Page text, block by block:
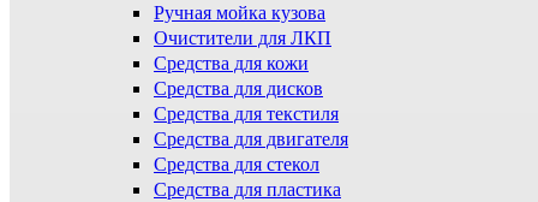
Ручная мойка кузова
Очистители для ЛКП
Средства для кожи
Средства для дисков
Средства для текстиля
Средства для двигателя
Средства для стекол
Средства для пластика